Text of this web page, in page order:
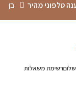
טלפוני מהיר
בן
רשימת משאלות